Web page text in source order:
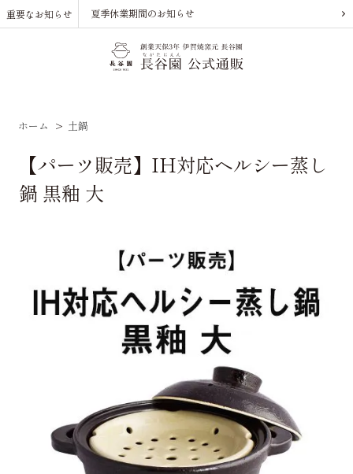
重要なお知らせ 夏季休業期間のお知らせ
ホーム > 土鍋
【パーツ販売】IH対応ヘルシー蒸し
鍋 黒釉 大